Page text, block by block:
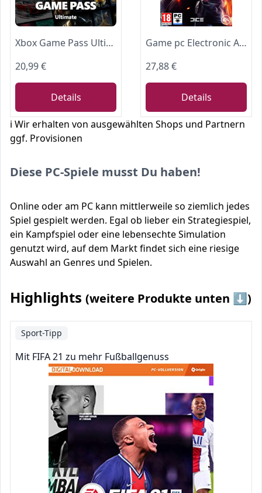
Xbox Game Pass Ultimate – 1-Monats-Mitgliedschaft - Download Code
20,99 €
Details
Game pc Electronic Arts Battlefield 1 Revolution
27,88 €
Details
ℹ️ Wir erhalten von ausgewählten Shops und Partnern
ggf. Provisionen
Diese PC-Spiele musst Du haben!
Online oder am PC kann mittlerweile so ziemlich jedes
Spiel gespielt werden. Egal ob lieber ein Strategiespiel,
ein Kampfspiel oder eine lebensechte Simulation
genutzt wird, auf dem Markt findet sich eine riesige
Auswahl an Genres und Spielen.
Highlights (weitere Produkte unten ⬇️)
Sport-Tipp
Mit FIFA 21 zu mehr Fußballgenuss